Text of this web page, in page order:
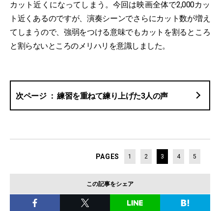
カット近くになってしまう。今回は映画全体で2,000カッ
ト近くあるのですが、演奏シーンでさらにカット数が増え
てしまうので、強弱をつける意味でもカットを割るところ
と割らないところのメリハリを意識しました。
練習を重ねて練り上げた3人の声
PAGES 1 2 3 4 5
この記事をシェア